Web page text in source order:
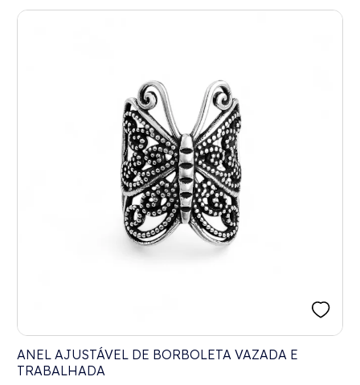
ANEL AJUSTÁVEL DE BORBOLETA VAZADA E
TRABALHADA